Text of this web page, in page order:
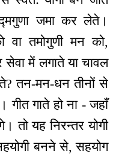
जमा कर लेते।
वा तमोगुणी मन को,
में लगाते या चावल
तन-मन-धन तीनों से
गीत गाते हो ना - जहाँ
तो यह निरन्तर योगी
बनने से, सहयोग